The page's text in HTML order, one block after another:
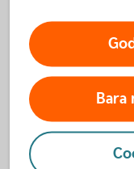
Betaltyper
Lön
Betala ut löner till
Bara